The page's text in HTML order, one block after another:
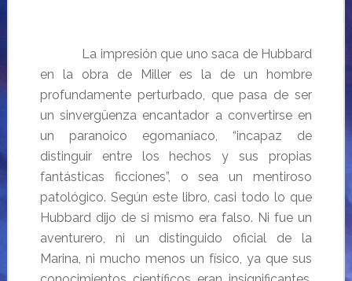
La impresión que uno saca de Hubbard
en la obra de Miller es la de un hombre
profundamente perturbado, que pasa de ser
un sinvergüenza encantador a convertirse en
un paranoico egomaníaco, “incapaz de
distinguir entre los hechos y sus propias
fantásticas ficciones”, o sea un mentiroso
patológico. Según este libro, casi todo lo que
Hubbard dijo de si mismo era falso. Ni fue un
aventurero, ni un distinguido oficial de la
Marina, ni mucho menos un físico, ya que sus